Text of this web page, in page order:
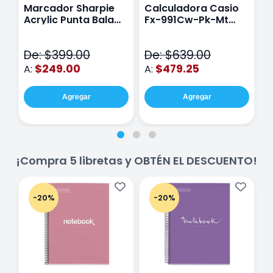
Marcador Sharpie
Acrylic Punta Bala
De: $399.00
A: $249.00
Agregar
Calculadora Casio
Fx-991Cw-Pk-Mt
De: $639.00
A: $479.25
Agregar
¡Compra 5 libretas y OBTÉN EL DESCUENTO!
-20% -20%